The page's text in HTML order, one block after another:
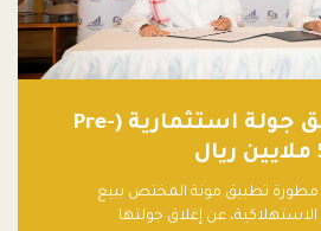
تطبيق مونة يغلق جولة استثمارية (Pre-
مطورة تطبيق مونة المختص ببيع
عن إغلاق جولتها